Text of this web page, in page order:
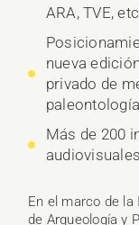
ARA, TVE,
nueva
privado de
Más de 200
En el marco de la
de Arqueología y